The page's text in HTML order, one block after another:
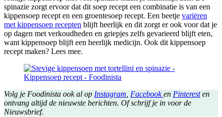
spinazie zorgt ervoor dat dit soep recept een combinatie is van een
kippensoep recept en een groentesoep recept. Een beetje variëren
met kippensoep recepten blijft heerlijk en dit zorgt er ook voor dat je
op dagen met verkoudheden en griepjes zelfs gevarieerd blijft eten,
want kippensoep blijft een heerlijk medicijn. Ook dit kippensoep
recept maken? Lees mee.
Volg je Foodinista ook al op Instagram Facebooken Pinteresten
ontvang altijd de nieuwste berichten. Of schrijf je in voor de
Nieuwsbrief.